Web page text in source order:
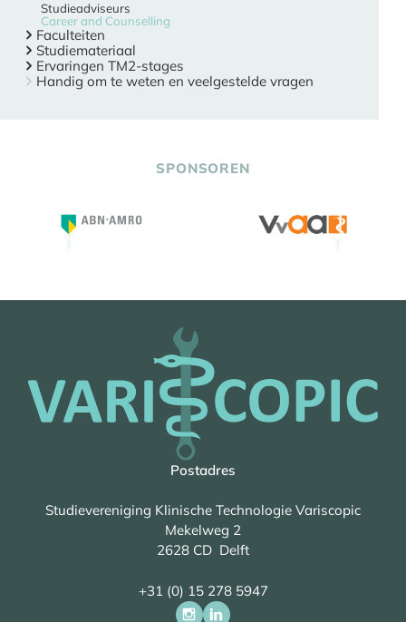
Studieadviseurs
Career and Counselling
Faculteiten
Studiemateriaal
Ervaringen TM2-stages
Handig om te weten en veelgestelde vragen
SPONSOREN
Postadres
Studievereniging Klinische Technologie Variscopic
Mekelweg 2
2628 CD Delft
+31 (0) 15 278 5947